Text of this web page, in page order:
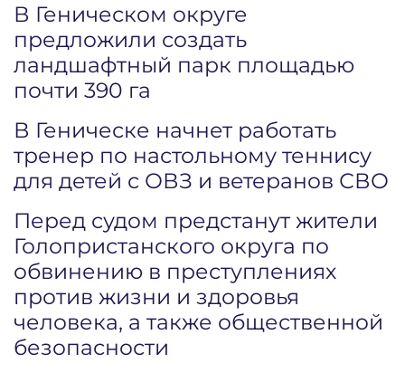
В Геническом округе
предложили создать
ландшафтный парк площадью
почти 390 га
В Геническе начнет работать
тренер по настольному теннису
для детей с ОВЗ и ветеранов СВО
Перед судом предстанут жители
Голопристанского округа по
обвинению в преступлениях
против жизни и здоровья
человека, а также общественной
безопасности